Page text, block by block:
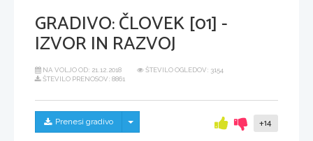
GRADIVO:ČLOVEK [01] -
IZVOR IN RAZVOJ
NA VOLJO OD: 21.12.2018
ŠTEVILO OGLEDOV: 3154
ŠTEVILO PRENOSOV: 8861
Prenesi gradivo Skrij/prikaži meni +14